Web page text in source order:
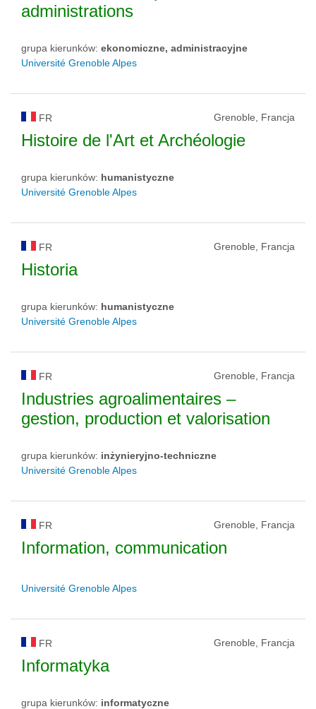
administrations
grupa kierunków: ekonomiczne, administracyjne
Université Grenoble Alpes
FR Grenoble, Francja
Histoire de l'Art et Archéologie
grupa kierunków: humanistyczne
Université Grenoble Alpes
FR Grenoble, Francja
Historia
grupa kierunków: humanistyczne
Université Grenoble Alpes
FR Grenoble, Francja
Industries agroalimentaires –
gestion, production et valorisation
grupa kierunków: inżynieryjno-techniczne
Université Grenoble Alpes
FR Grenoble, Francja
Information, communication
Université Grenoble Alpes
FR Grenoble, Francja
Informatyka
grupa kierunków: informatyczne